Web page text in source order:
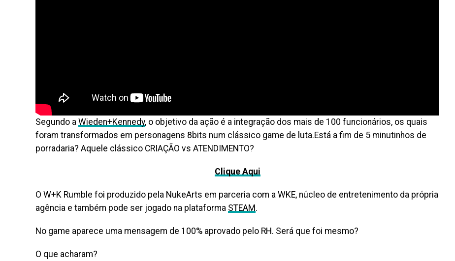
Segundo a Wieden+Kennedy, o objetivo da ação é a integração dos mais de 100 funcionários, os quais
foram transformados em personagens 8bits num clássico game de luta.Está a fim de 5 minutinhos de
porradaria? Aquele clássico CRIAÇÃO vs ATENDIMENTO?
Clique Aqui
O W+K Rumble foi produzido pela NukeArts em parceria com a WKE, núcleo de entretenimento da própria
agência e também pode ser jogado na plataforma STEAM .
No game aparece uma mensagem de 100% aprovado pelo RH. Será que foi mesmo?
O que acharam?